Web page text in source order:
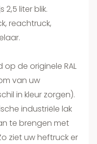
2,5 liter blik.
reachtruck,
op de originele RAL
van uw
in kleur zorgen).
industriële lak
te brengen met
ziet uw heftruck er